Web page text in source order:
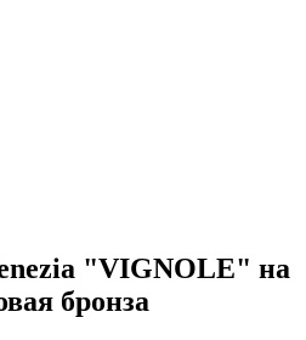
"VIGNOLE" на
бронза